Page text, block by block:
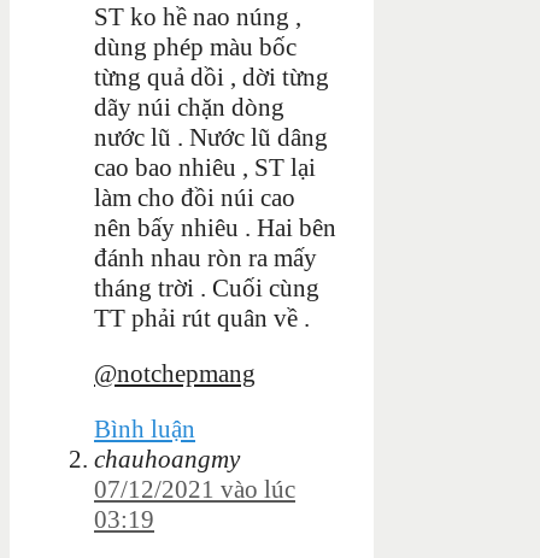
ST ko hề nao núng ,
dùng phép màu bốc
từng quả dồi , dời từng
dãy núi chặn dòng
nước lũ . Nước lũ dâng
cao bao nhiêu , ST lại
làm cho đồi núi cao
nên bấy nhiêu . Hai bên
đánh nhau ròn ra mấy
tháng trời . Cuối cùng
TT phải rút quân về .
@notchepmang
Bình luận
chauhoangmy
07/12/2021 vào lúc
03:19